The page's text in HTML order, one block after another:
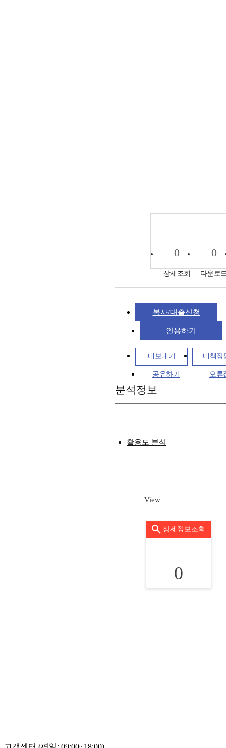
0
상세조회
0
다운로
복사/대출신청
인용하기
내보내기 내책장
공유하기 오류
분석정보
활용도 분석
View
상세정보조회
0